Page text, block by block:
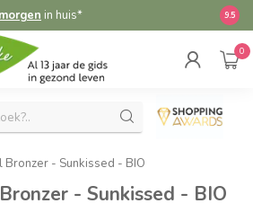
morgen in huis* 9.5
0
Bronzer - Sunkissed - BIO
- Sunkissed - BIO